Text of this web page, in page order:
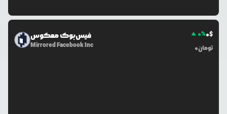
فیس‌بوک معکوس
Mirrored Facebook Inc
0%0$
0تومان